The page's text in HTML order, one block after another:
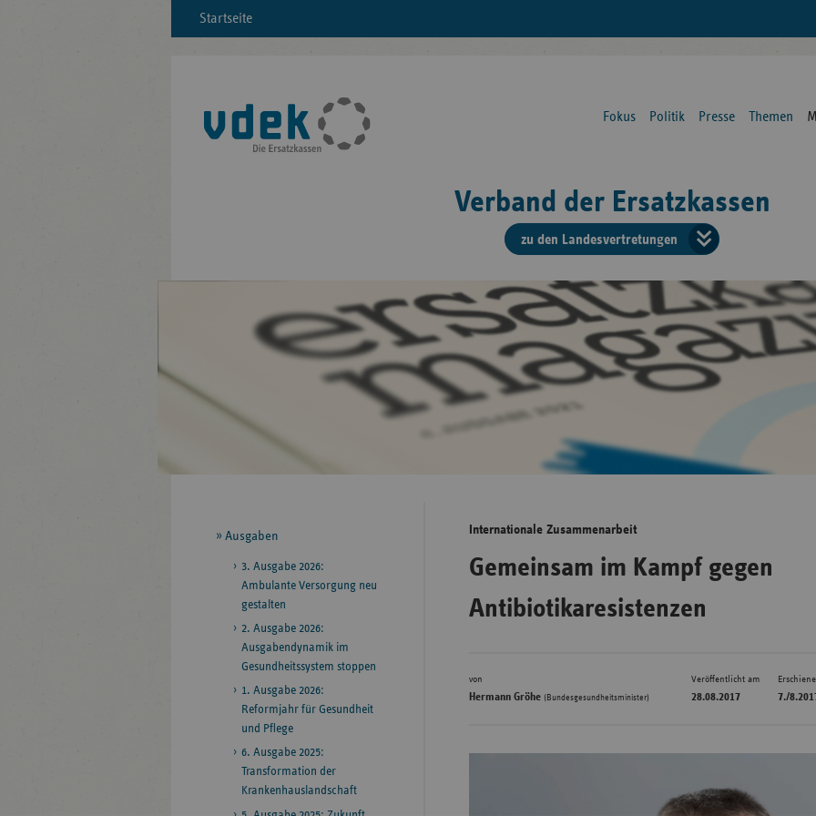
Startseite
Fokus Politik Presse Themen
Verband der Ersatzkassen
zu den Landesvertretungen
der
Bremen
Internationale Zusammenarbeit
Gemeinsam im Kampf gegen
Antibiotikaresistenzen
von
Hermann Gröhe (Bundesgesundheitsminister)
Veröffentlicht am
28.08.2017 7./
Seitennavigation
Ausgaben
3. Ausgabe 2026:
Ambulante Versorgung neu
gestalten
2. Ausgabe 2026:
Ausgabendynamik im
Gesundheitssystem stoppen
1. Ausgabe 2026:
Reformjahr für Gesundheit
und Pflege
6. Ausgabe 2025:
Transformation der
Krankenhauslandschaft